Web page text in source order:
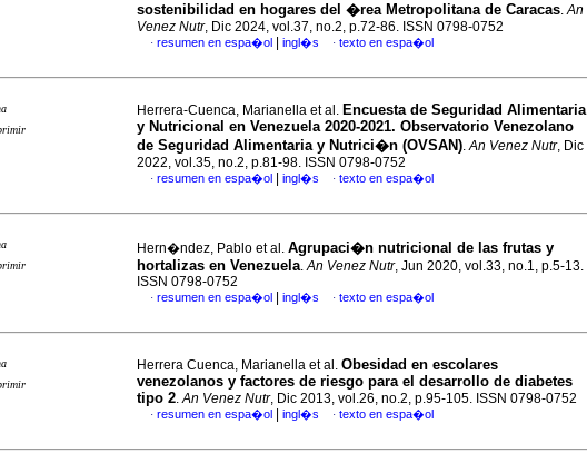
sostenibilidad en hogares del �rea Metropolitana de Caracas.An
Venez Nutr, Dic 2024, vol.37, no.2, p.72-86. ISSN 0798-0752
· resumen en espa�ol ingl�s · texto en espa�ol
Herrera-Cuenca, Marianella et al. Encuesta de Seguridad Alimentaria
y Nutricional en Venezuela 2020-2021. Observatorio Venezolano
de Seguridad Alimentaria y Nutrici�n (OVSAN).An Venez Nutr, Dic
2022, vol.35, no.2, p.81-98. ISSN 0798-0752
· resumen en espa�ol ingl�s · texto en espa�ol
Hern�ndez, Pablo et al. Agrupaci�n nutricional de las frutas y
hortalizas en Venezuela.An Venez Nutr, Jun 2020, vol.33, no.1, p.5-13.
ISSN 0798-0752
· resumen en espa�ol ingl�s · texto en espa�ol
Herrera Cuenca, Marianella et al. Obesidad en escolares
venezolanos y factores de riesgo para el desarrollo de diabetes
tipo 2.An Venez Nutr, Dic 2013, vol.26, no.2, p.95-105. ISSN 0798-0752
· resumen en espa�ol ingl�s · texto en espa�ol